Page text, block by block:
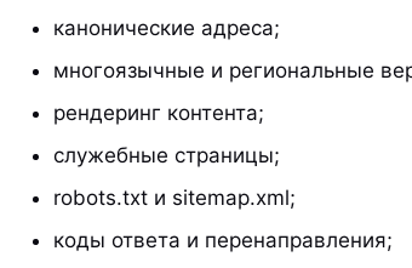
канонические адреса;
многоязычные и региональные
рендеринг контента;
служебные страницы;
robots.txt и sitemap.xml;
коды ответа и перенаправления;